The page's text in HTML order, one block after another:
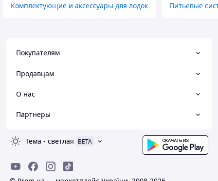
Комплектующие и аксессуары для лодок Питьевые
Покупателям
Продавцам
О нас
Партнеры
Тема - светлая BETA